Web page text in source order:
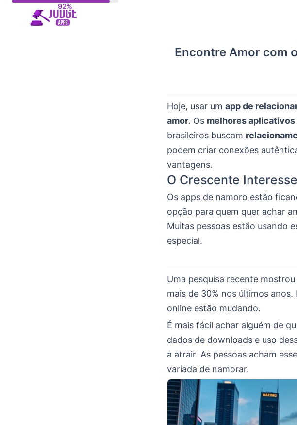
Encontre Amor com
Hoje, usar um app de
amor. Os melhores aplicativos
brasileiros buscam
podem criar conexões
vantagens.
O Crescente
Os apps de namoro estão
opção para quem quer achar
Muitas pessoas estão usando
especial.
Uma pesquisa recente
mais de 30% nos últimos
online estão mudando.
É mais fácil achar alguém de
dados de downloads e uso
a atrair. As pessoas acham
variada de namorar.